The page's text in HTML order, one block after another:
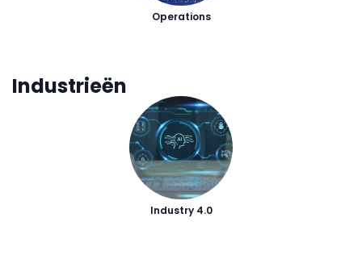
Operations
Industrieën
Industry 4.0